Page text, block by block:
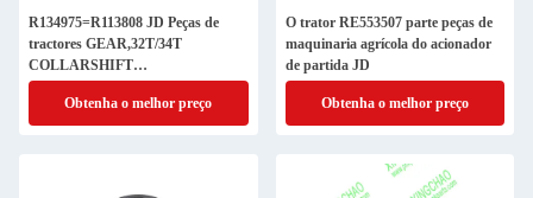
R134975=R113808 JD Peças de
tractores GEAR,32T/34T
COLLARSHIFT
TRANSMISSION Peças de
máquinas agrícolas
Obtenha o melhor preço
O trator RE553507 parte peças de
maquinaria agrícola do acionador
de partida JD
Obtenha o melhor preço